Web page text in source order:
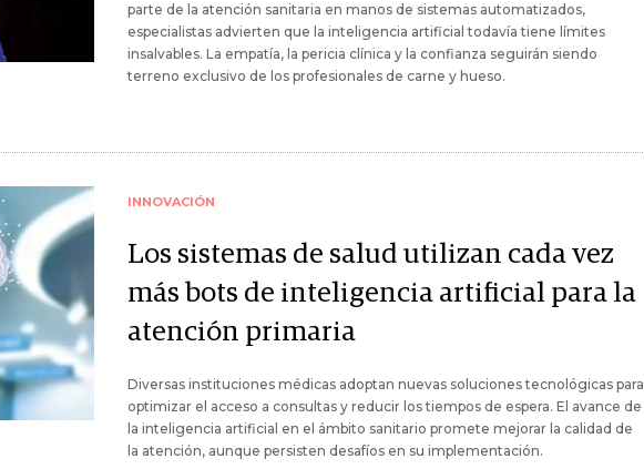
parte de la atención sanitaria en manos de sistemas automatizados,
especialistas advierten que la inteligencia artificial todavía tiene límites
insalvables. La empatía, la pericia clínica y la confianza seguirán siendo
terreno exclusivo de los profesionales de carne y hueso.
INNOVACIÓN
Los sistemas de salud utilizan cada vez
más bots de inteligencia artificial para la
atención primaria
Diversas instituciones médicas adoptan nuevas soluciones tecnológicas para
optimizar el acceso a consultas y reducir los tiempos de espera. El avance de
la inteligencia artificial en el ámbito sanitario promete mejorar la calidad de
la atención, aunque persisten desafíos en su implementación.